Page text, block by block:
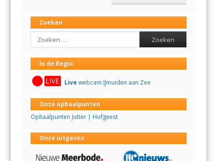
Zoeken
Search
In de Regio
Live webcam IJmuiden aan Zee
Onze ophaalpunten
Ophaalpunten Jutter | Hofgeest
Onze uitgaven